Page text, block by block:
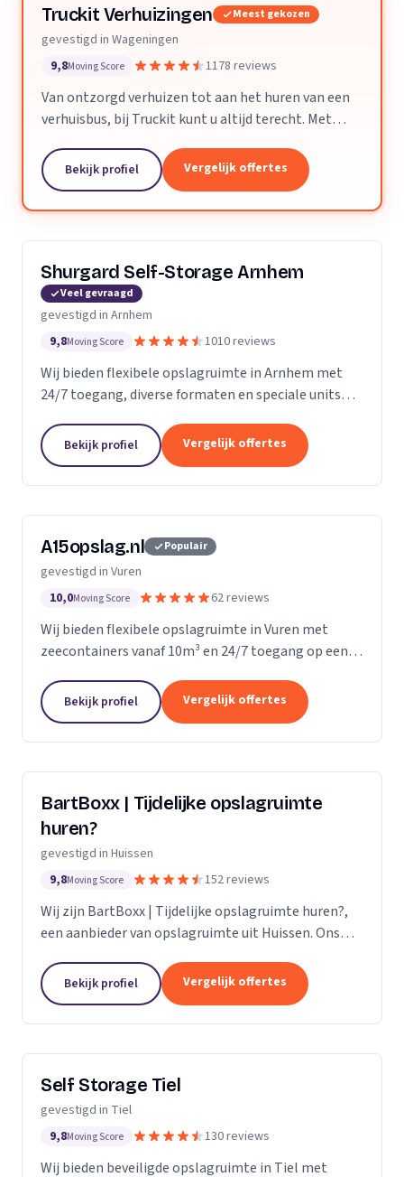
Truckit Verhuizingen Meest gekozen
gevestigd in Wageningen
9,8Moving Score 1178 reviews
Van ontzorgd verhuizen tot aan het huren van een
verhuisbus, bij Truckit kunt u altijd terecht. Met
klanten geholpen door heel Nederland.
Bekijk profiel Vergelijk offertes
Shurgard Self-Storage Arnhem
Veel gevraagd
gevestigd in Arnhem
9,8Moving Score 1010 reviews
Wij bieden flexibele opslagruimte in Arnhem met
24/7 toegang, diverse formaten en speciale units
opslag.Bekijk profiel Vergelijk offertes
A15opslag.nl Populair
gevestigd in Vuren
10,0Moving Score 62 reviews
Wij bieden flexibele opslagruimte in Vuren met
zeecontainers vanaf 10m³ en 24/7 toegang op een
Bekijk profiel Vergelijk offertes
BartBoxx | Tijdelijke opslagruimte
huren?
gevestigd in Huissen
9,8Moving Score 152 reviews
Wij zijn BartBoxx | Tijdelijke opslagruimte huren?,
een aanbieder van opslagruimte uit Huissen. Ons
Bekijk profiel Vergelijk offertes
Self Storage Tiel
gevestigd in Tiel
9,8Moving Score 130 reviews
Wij bieden beveiligde opslagruimte in Tiel met